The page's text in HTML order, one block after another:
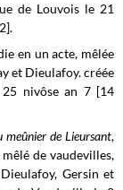
de Louvois le 21
en un acte, mêlée
et Dieulafoy. créée
nivôse an 7 [14
meûnier de Lieursant,
de vaudevilles,
Gersin et